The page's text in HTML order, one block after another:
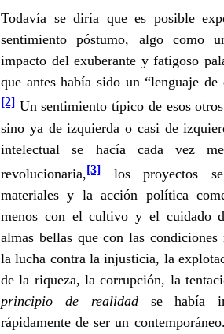
Todavía se diría que es posible
sentimiento póstumo, algo como
impacto del exuberante y fatigoso
que antes había sido un “lenguaje de
[2] Un sentimiento típico de esos
sino ya de izquierda o casi de
intelectual se hacía cada vez
revolucionaria,[3] los proyectos
materiales y la acción política
menos con el cultivo y el cuidado
almas bellas que con las
la lucha contra la injusticia, la
de la riqueza, la corrupción, la
principio de realidadse había
rápidamente de ser un